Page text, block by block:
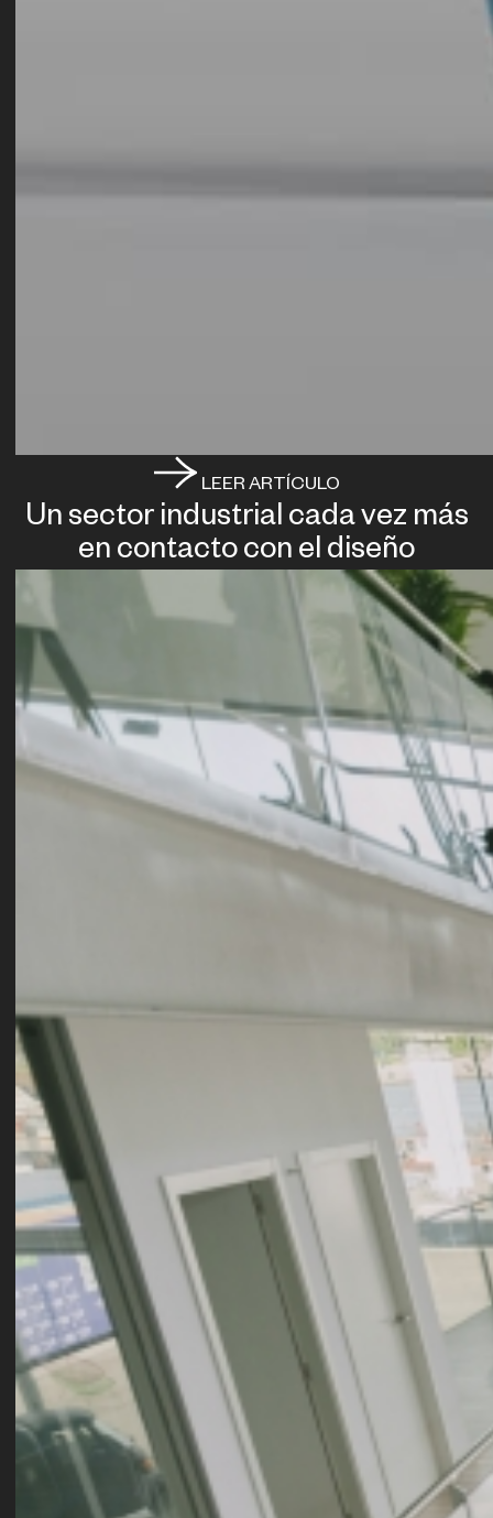
LEER ARTÍCULO
Un sector industrial cada vez más
en contacto con el diseño